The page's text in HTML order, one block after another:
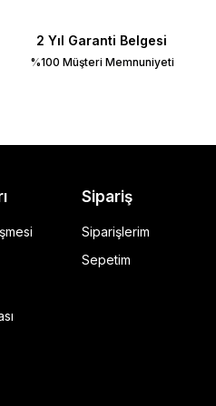
2 Yıl Garanti Belgesi
%100 Müşteri Memnuniyeti
Sipariş
Siparişlerim
Sepetim